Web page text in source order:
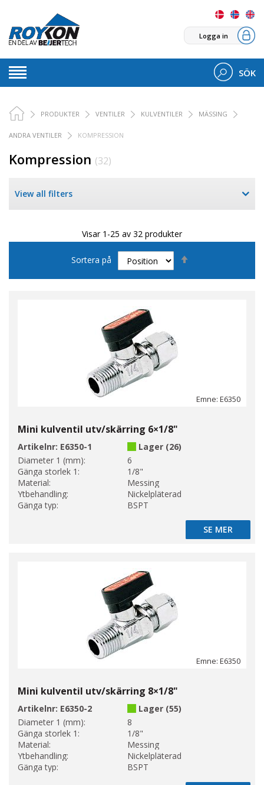
Logga in
SÖK
PRODUKTER VENTILER KULVENTILER MÄSSING
ANDRA VENTILER KOMPRESSION
Kompression (32)
View all filters
Visar 1-25 av 32 produkter
Sortera på
Emne: E6350
Mini kulventil utv/skärring 6×1/8"
Artikelnr: E6350-1
Lager (26)
Diameter 1 (mm):
6
Gänga storlek 1:
1/8"
Material:
Messing
Ytbehandling:
Nickelpläterad
Gänga typ:
BSPT
SE MER
SE MER
Emne: E6350
Mini kulventil utv/skärring 8×1/8"
Artikelnr: E6350-2
Lager (55)
Diameter 1 (mm):
8
Gänga storlek 1:
1/8"
Material:
Messing
Ytbehandling:
Nickelpläterad
Gänga typ:
BSPT